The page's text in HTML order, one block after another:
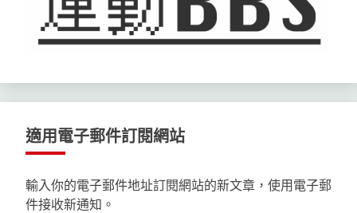
適用電子郵件訂閱網站
輸入你的電子郵件地址訂閱網站的新文章，使用電子郵
件接收新通知。